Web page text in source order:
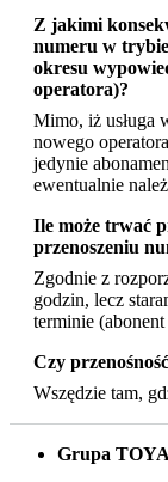
Z jakimi
numeru w
okresu
operatora)?
Mimo, iż usługa
nowego
jedynie
ewentualnie
Ile może trwać
przenoszeniu
Zgodnie z
godzin, lecz
terminie
Czy
Wszędzie tam,
Grupa